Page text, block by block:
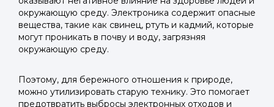
окружающую среду. Электроника содержит опасные
вещества, такие как свинец, ртуть и кадмий, которые
могут проникать в почву и воду, загрязняя
окружающую среду.
Поэтому, для бережного отношения к природе,
можно утилизировать старую технику. Это помогает
предотвратить выбросы электронных отходов и